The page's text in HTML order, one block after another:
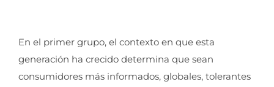
En el primer grupo, el contexto en que esta
generación ha crecido determina que sean
consumidores más informados, globales, tolerantes